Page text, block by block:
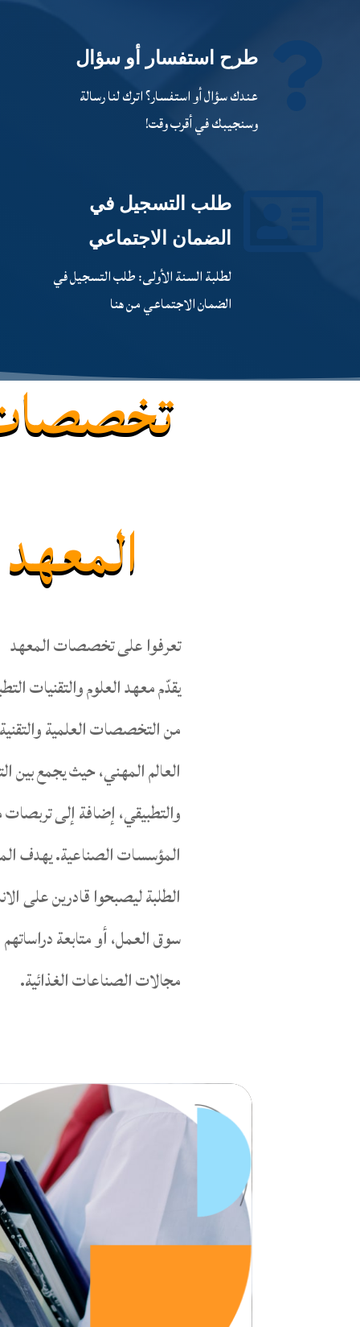
طرح استفسار أو سؤال
عندك سؤال أو استفسار؟ اترك لنا رسالة
وسنجيبك في أقرب وقت!
طلب التسجيل في
الضمان الاجتماعي
لطلبة السنة الأولى: طلب التسجيل في
الضمان الاجتماعي من هنا
المعهد
تعرفوا على تخصصات المعهد
يقدّم معهد العلوم والتقنيات
من التخصصات العلمية
العالم المهني، حيث يجمع بين
والتطبيقي، إضافة إلى تربصات
المؤسسات الصناعية. يهدف
الطلبة ليصبحوا قادرين على
سوق العمل، أو متابعة
مجالات الصناعات الغذائية.